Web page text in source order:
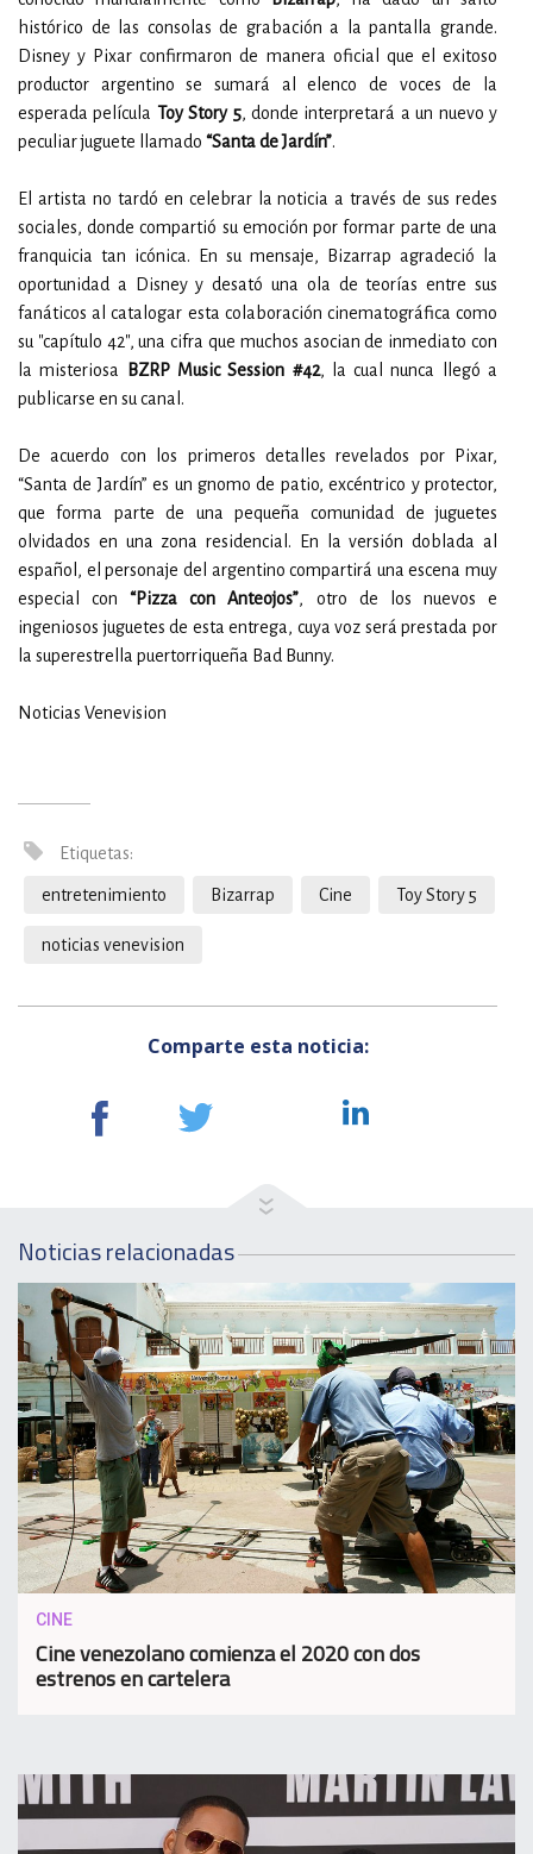
histórico de las consolas de grabación a la pantalla grande.
Disney y Pixar confirmaron de manera oficial que el exitoso
productor argentino se sumará al elenco de voces de la
esperada película Toy Story 5, donde interpretará a un nuevo y
peculiar juguete llamado “Santa de Jardín”.
El artista no tardó en celebrar la noticia a través de sus redes
sociales, donde compartió su emoción por formar parte de una
franquicia tan icónica. En su mensaje, Bizarrap agradeció la
oportunidad a Disney y desató una ola de teorías entre sus
fanáticos al catalogar esta colaboración cinematográfica como
su "capítulo 42", una cifra que muchos asocian de inmediato con
la misteriosa
BZRP Music Session #42, la cual nunca llegó a
publicarse en su canal.
De acuerdo con los primeros detalles revelados por Pixar,
“Santa de Jardín” es un gnomo de patio, excéntrico y protector,
que forma parte de una pequeña comunidad de juguetes
olvidados en una zona residencial. En la versión doblada al
español, el personaje del argentino compartirá una escena muy
especial con“Pizza con Anteojos”, otro de los nuevos e
ingeniosos juguetes de esta entrega, cuya voz será prestada por
la superestrella puertorriqueña Bad Bunny.
Noticias Venevision
Etiquetas:
entretenimiento Bizarrap Cine Toy Story 5
noticias venevision
Comparte esta noticia:
Noticias relacionadas
CINE
Cine venezolano comienza el 2020 con dos
estrenos en cartelera